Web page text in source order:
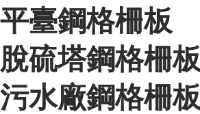
平臺鋼格柵板
脫硫塔鋼格柵板
污水廠鋼格柵板